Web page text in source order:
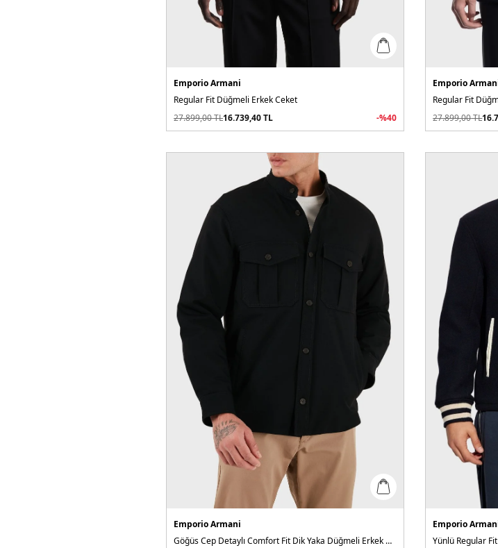
Emporio Armani
Regular Fit Düğmeli Erkek Ceket
27.899,00TL16.739,40TL -%40
Emporio
Regular Fit
27.899,00TL
Emporio Armani
Göğüs Cep Detaylı Comfort Fit Dik Yaka Düğmeli Erkek Ceket
Emporio
Yünlü Regular